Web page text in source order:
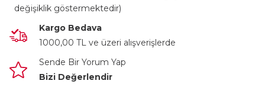
değişiklik göstermektedir)
Kargo Bedava
1000,00 TL ve üzeri alışverişlerde
Sende Bir Yorum Yap
Bizi Değerlendir